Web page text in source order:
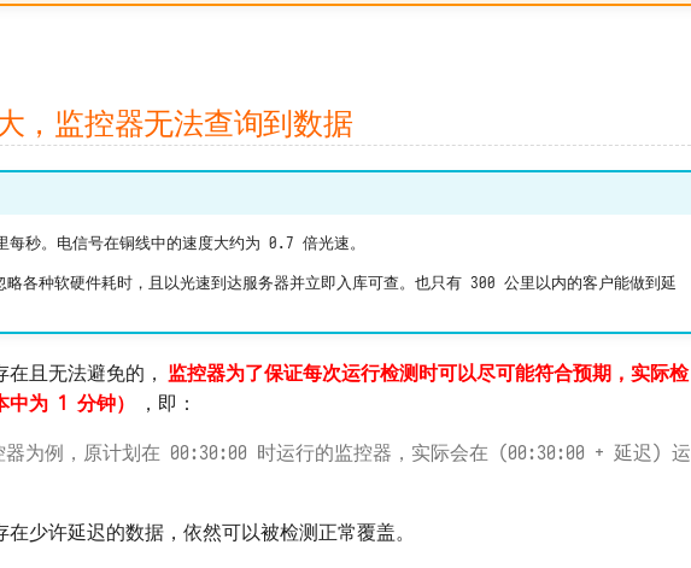
，监控器无法查询到数据
秒。电信号在铜线中的速度大约为 0.7 倍光速。
略各种软硬件耗时，且以光速到达服务器并立即入库可查。也只有 300 公里以内的客户能做到延
且无法避免的， 监控器为了保证每次运行检测时可以尽可能符合预期，实际检
为 1 分钟）
，即：
器为例，原计划在 00:30:00 时运行的监控器，实际会在 (00:30:00 + 延迟) 运
少许延迟的数据，依然可以被检测正常覆盖。